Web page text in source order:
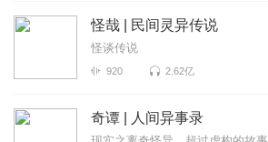
怪哉 | 民间灵异传说
怪谈传说
920 2.62亿
奇谭 | 人间异事录